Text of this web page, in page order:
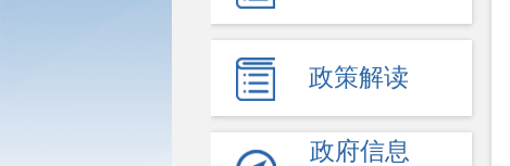
政策解读
政府信息